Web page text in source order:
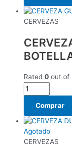
CERVEZAS
Rated 0 out of
Comprar
Agotado
CERVEZAS